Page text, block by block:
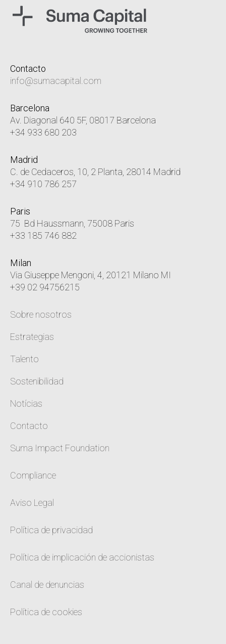
Contacto
info@sumacapital.com
Barcelona
Av. Diagonal 640 5F, 08017 Barcelona
+34 933 680 203
Madrid
C. de Cedaceros, 10, 2 Planta, 28014 Madrid
+34 910 786 257
Paris
75 Bd Haussmann, 75008 Paris
+33 185 746 882
Milan
Via Giuseppe Mengoni, 4, 20121 Milano MI
+39 02 94756215
Sobre nosotros
Estrategias
Talento
Sostenibilidad
Notícias
Contacto
Suma Impact Foundation
Compliance
Aviso Legal
Política de privacidad
Política de implicación de accionistas
Canal de denuncias
Política de cookies